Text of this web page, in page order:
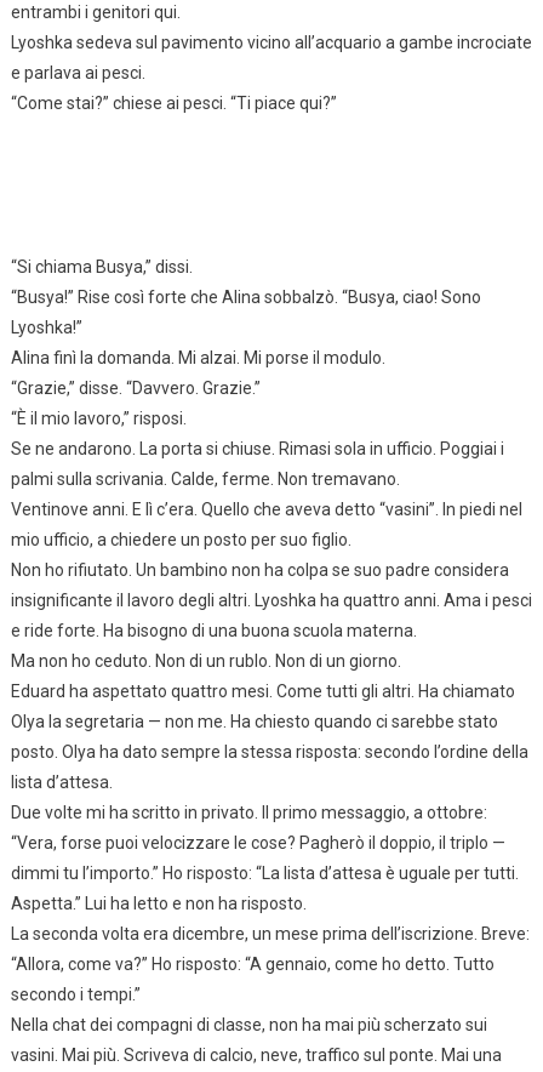
entrambi i genitori qui.
Lyoshka sedeva sul pavimento vicino all’acquario a gambe incrociate
e parlava ai pesci.
“Come stai?” chiese ai pesci. “Ti piace qui?”
“Si chiama Busya,” dissi.
“Busya!” Rise così forte che Alina sobbalzò. “Busya, ciao! Sono
Lyoshka!”
Alina finì la domanda. Mi alzai. Mi porse il modulo.
“Grazie,” disse. “Davvero. Grazie.”
“È il mio lavoro,” risposi.
Se ne andarono. La porta si chiuse. Rimasi sola in ufficio. Poggiai i
palmi sulla scrivania. Calde, ferme. Non tremavano.
Ventinove anni. E lì c’era. Quello che aveva detto “vasini”. In piedi nel
mio ufficio, a chiedere un posto per suo figlio.
Non ho rifiutato. Un bambino non ha colpa se suo padre considera
insignificante il lavoro degli altri. Lyoshka ha quattro anni. Ama i pesci
e ride forte. Ha bisogno di una buona scuola materna.
Ma non ho ceduto. Non di un rublo. Non di un giorno.
Eduard ha aspettato quattro mesi. Come tutti gli altri. Ha chiamato
Olya la segretaria — non me. Ha chiesto quando ci sarebbe stato
posto. Olya ha dato sempre la stessa risposta: secondo l’ordine della
lista d’attesa.
Due volte mi ha scritto in privato. Il primo messaggio, a ottobre:
“Vera, forse puoi velocizzare le cose? Pagherò il doppio, il triplo —
dimmi tu l’importo.” Ho risposto: “La lista d’attesa è uguale per tutti.
Aspetta.” Lui ha letto e non ha risposto.
La seconda volta era dicembre, un mese prima dell’iscrizione. Breve:
“Allora, come va?” Ho risposto: “A gennaio, come ho detto. Tutto
secondo i tempi.”
Nella chat dei compagni di classe, non ha mai più scherzato sui
vasini. Mai più. Scriveva di calcio, neve, traffico sul ponte. Mai una